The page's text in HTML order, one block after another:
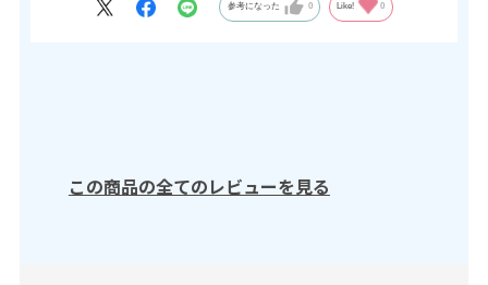
参考になった 0 Like! 0
この商品の全てのレビューを見る